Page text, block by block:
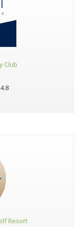
Club
4.8
Resort